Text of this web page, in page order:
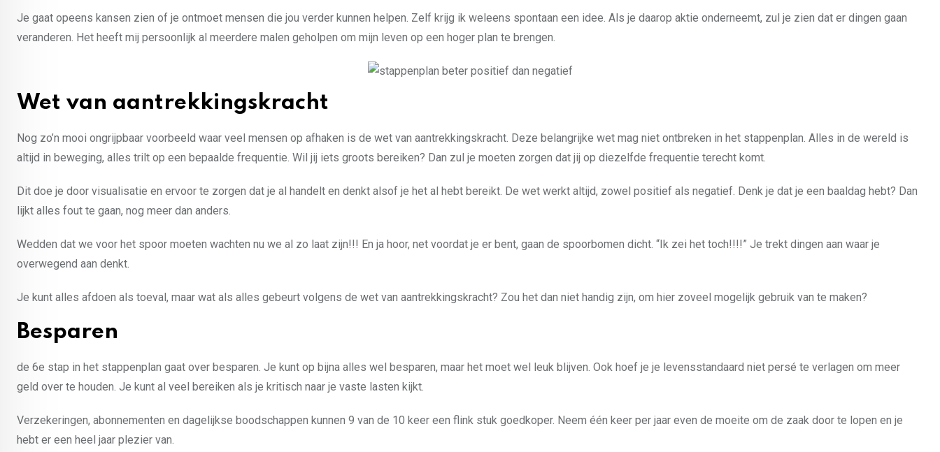
Je gaat opeens kansen zien of je ontmoet mensen die jou verder kunnen helpen. Zelf krijg ik weleens spontaan een idee. Als je daarop aktie onderneemt, zul je zien dat er dingen gaan
veranderen. Het heeft mij persoonlijk al meerdere malen geholpen om mijn leven op een hoger plan te brengen.
Wet van aantrekkingskracht
Nog zo’n mooi ongrijpbaar voorbeeld waar veel mensen op afhaken is de wet van aantrekkingskracht. Deze belangrijke wet mag niet ontbreken in het stappenplan. Alles in de wereld is
altijd in beweging, alles trilt op een bepaalde frequentie. Wil jij iets groots bereiken? Dan zul je moeten zorgen dat jij op diezelfde frequentie terecht komt.
Dit doe je door visualisatie en ervoor te zorgen dat je al handelt en denkt alsof je het al hebt bereikt. De wet werkt altijd, zowel positief als negatief. Denk je dat je een baaldag hebt? Dan
lijkt alles fout te gaan, nog meer dan anders.
Wedden dat we voor het spoor moeten wachten nu we al zo laat zijn!!! En ja hoor, net voordat je er bent, gaan de spoorbomen dicht. “Ik zei het toch!!!!” Je trekt dingen aan waar je
overwegend aan denkt.
Je kunt alles afdoen als toeval, maar wat als alles gebeurt volgens de wet van aantrekkingskracht? Zou het dan niet handig zijn, om hier zoveel mogelijk gebruik van te maken?
Besparen
de 6e stap in het stappenplan gaat over besparen. Je kunt op bijna alles wel besparen, maar het moet wel leuk blijven. Ook hoef je je levensstandaard niet persé te verlagen om meer
geld over te houden. Je kunt al veel bereiken als je kritisch naar je vaste lasten kijkt.
Verzekeringen, abonnementen en dagelijkse boodschappen kunnen 9 van de 10 keer een flink stuk goedkoper. Neem één keer per jaar even de moeite om de zaak door te lopen en je
hebt er een heel jaar plezier van.